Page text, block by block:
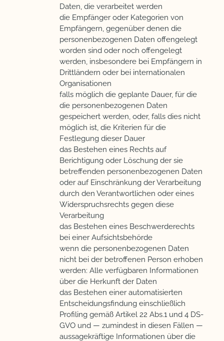
Daten, die verarbeitet werden
die Empfänger oder Kategorien von
Empfängern, gegenüber denen die
personenbezogenen Daten offengelegt
worden sind oder noch offengelegt
werden, insbesondere bei Empfängern in
Drittländern oder bei internationalen
Organisationen
falls möglich die geplante Dauer, für die
die personenbezogenen Daten
gespeichert werden, oder, falls dies nicht
möglich ist, die Kriterien für die
Festlegung dieser Dauer
das Bestehen eines Rechts auf
Berichtigung oder Löschung der sie
betreffenden personenbezogenen Daten
oder auf Einschränkung der Verarbeitung
durch den Verantwortlichen oder eines
Widerspruchsrechts gegen diese
Verarbeitung
das Bestehen eines Beschwerderechts
bei einer Aufsichtsbehörde
wenn die personenbezogenen Daten
nicht bei der betroffenen Person erhoben
werden: Alle verfügbaren Informationen
über die Herkunft der Daten
das Bestehen einer automatisierten
Entscheidungsfindung einschließlich
Profiling gemäß Artikel 22 Abs.1 und 4 DS-
GVO und — zumindest in diesen Fällen —
aussagekräftige Informationen über die